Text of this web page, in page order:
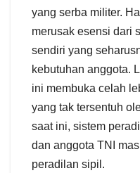
yang serba militer.
merusak esensi dari
sendiri yang
kebutuhan anggota.
ini membuka celah
yang tak tersentuh
saat ini, sistem
dan anggota TNI
peradilan sipil.